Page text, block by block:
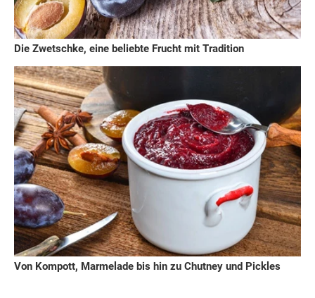
Die Zwetschke, eine beliebte Frucht mit Tradition
Von Kompott, Marmelade bis hin zu Chutney und Pickles